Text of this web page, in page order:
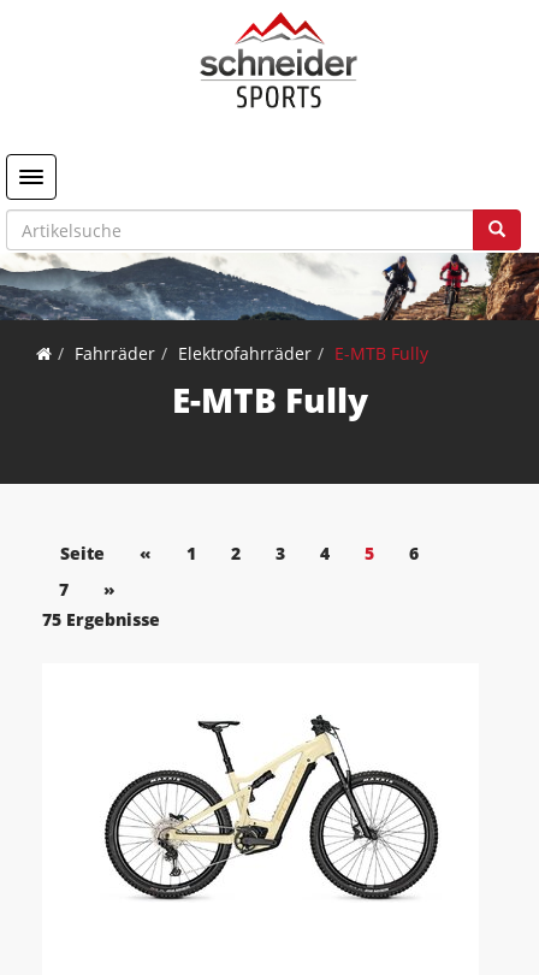
Toggle navigation
Fahrräder Elektrofahrräder E-MTB Fully
E-MTB Fully
Seite « 1 2 3 4 5
6
7
»
75 Ergebnisse